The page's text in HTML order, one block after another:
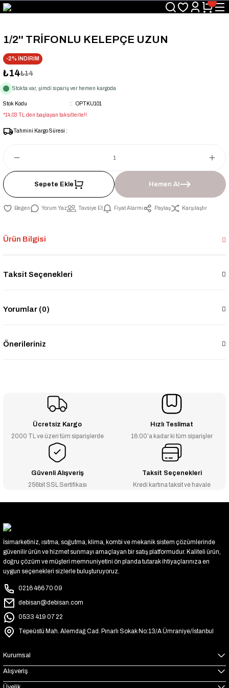
Üyelerimize Özel "uye2026" Koduyla Sepette Ekstra %3 İndirim
KAZAN-KASKAD İÇİN TEK ADRES
1/2'' TRİFONLU KELEPÇE UZUN
-2% İNDİRİM
₺14₺14
Stokta var, şimdi sipariş ver hemen kargoda
Stok Kodu
OPTKU101
*14,03 TL den başlayan taksitlerle!!
Tahmini Kargo Süresi :
Sepete Ekle Hemen Al
Yorum Yaz Tavsiye Et Fiyat Alarmı Paylaş Karşılaştır
Ürün Bilgisi
Taksit Seçenekleri
Yorumlar (0)
Önerileriniz
Ücretsiz Kargo
2000 TL ve üzeri tüm siparişlerde
Hızlı Teslimat
16:00’a kadar ki tüm siparişler
Güvenli Alışveriş
256bit SSL Sertifikası
Taksit Seçenekleri
Kredi kartına taksit ve havale
İsimarketiniz, ısıtma, soğutma, klima, kombi ve mekanik sistem çözümlerinde
güvenilir ürün ve hizmet sunmayı amaçlayan bir satış platformudur. Kaliteli ürün,
doğru çözüm ve müşteri memnuniyetini ön planda tutarak ihtiyaçlarınıza en
uygun seçenekleri sizlerle buluşturuyoruz.
0216 466 70 09
debisan@debisan.com
0533 419 07 22
Tepeüstü Mah. Alemdağ Cad. Pınarlı Sokak No:13/A Ümraniye/İstanbul
Kurumsal
Alışveriş